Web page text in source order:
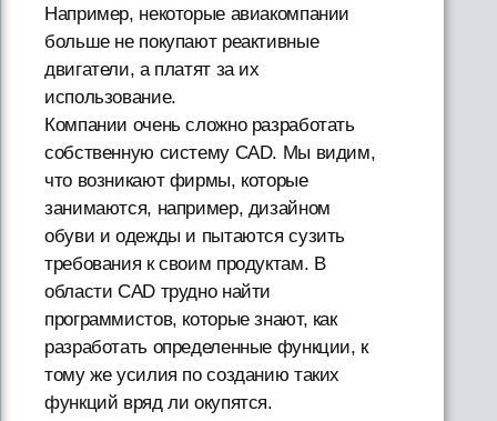
Например, некоторые авиакомпании
больше не покупают реактивные
двигатели, а платят за их
использование.
Компании очень сложно разработать
собственную систему CAD. Мы видим,
что возникают фирмы, которые
занимаются, например, дизайном
обуви и одежды и пытаются сузить
требования к своим продуктам. В
области CAD трудно найти
программистов, которые знают, как
разработать определенные функции, к
тому же усилия по созданию таких
функций вряд ли окупятся.